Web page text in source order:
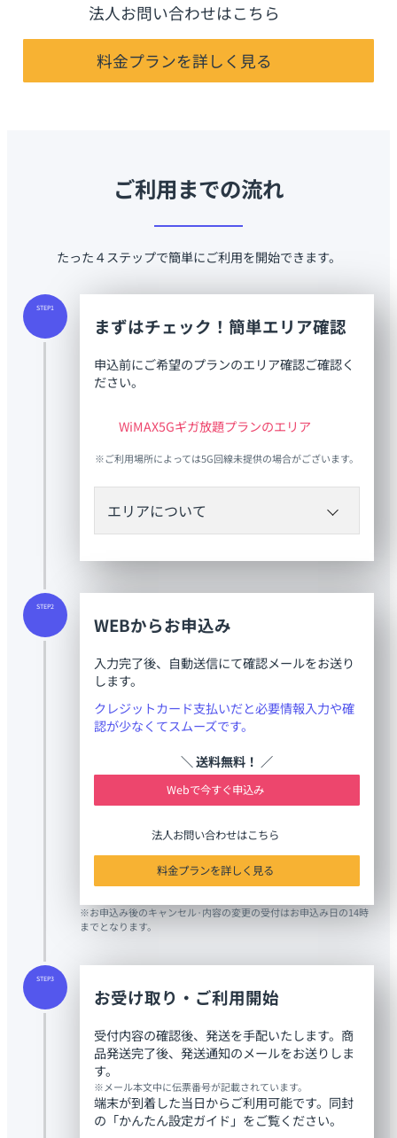
法人お問い合わせはこちら
料金プランを詳しく見る
ご利用までの流れ
たった４ステップで簡単にご利用を開始できます。
まずはチェック！簡単エリア確認
申込前にご希望のプランのエリア確認ご確認く
ださい。
WiMAX5Gギガ放題プランのエリア
※ご利用場所によっては5G回線未提供の場合がございます。
エリアについて
黄色で色付けされているエリアがご利用可能
万が一ご利用いただけなかった場合は、初期
STEP1
WEBからお申込み
入力完了後、自動送信にて確認メールをお送り
します。
クレジットカード支払いだと必要情報入力や確
認が少なくてスムーズです。
＼ 送料無料！ ／
Webで今すぐ申込み
法人お問い合わせはこちら
料金プランを詳しく見る
※お申込み後のキャンセル·内容の変更の受付はお申込み日の14時
までとなります。
STEP2
お受け取り・ご利用開始
受付内容の確認後、発送を手配いたします。商
品発送完了後、発送通知のメールをお送りしま
す。
※メール本文中に伝票番号が記載されています。
端末が到着した当日からご利用可能です。同封
の「かんたん設定ガイド」をご覧ください。
STEP3